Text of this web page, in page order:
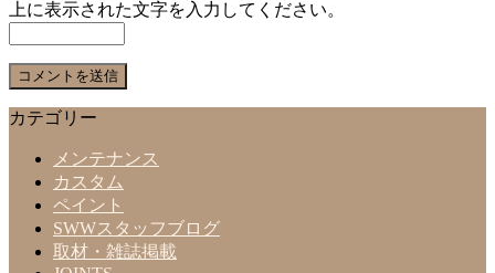
上に表示された文字を入力してください。
カテゴリー
メンテナンス
カスタム
ペイント
SWWスタッフブログ
取材・雑誌掲載